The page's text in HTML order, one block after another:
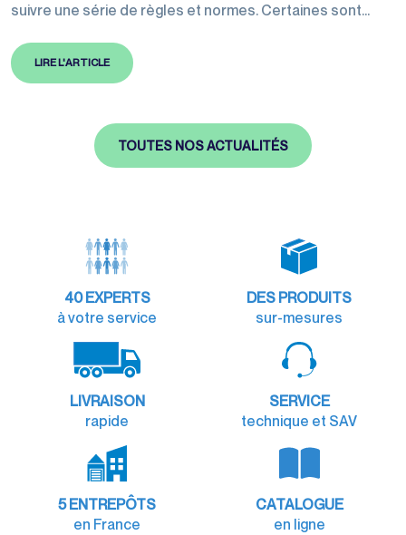
suivre une série de règles et normes. Certaines sont
garantir des exigences de qualité. Les normes ISO
définissent les meilleures pratiques à suivre et sont
en 2026 concernant les emballages et leur transport.
Celles-ci encadrent…
LIRE L'ARTICLE
TOUTES NOS ACTUALITÉS
40 EXPERTS
à votre service
DES PRODUITS
sur-mesures
LIVRAISON
rapide
SERVICE
technique et SAV
5 ENTREPÔTS
en France
CATALOGUE
en ligne